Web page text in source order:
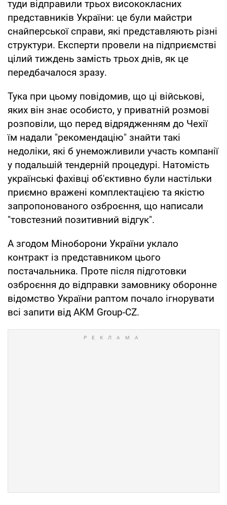
туди відправили трьох висококласних
представників України: це були майстри
снайперської справи, які представляють різні
структури. Експерти провели на підприємстві
цілий тиждень замість трьох днів, як це
передбачалося зразу.
Тука при цьому повідомив, що ці військові,
яких він знає особисто, у приватній розмові
розповіли, що перед відрядженням до Чехії
їм надали "рекомендацію" знайти такі
недоліки, які б унеможливили участь компанії
у подальшій тендерній процедурі. Натомість
українські фахівці об'єктивно були настільки
приємно вражені комплектацією та якістю
запропонованого озброєння, що написали
"товстезний позитивний відгук".
А згодом Міноборони України уклало
контракт із представником цього
постачальника. Проте після підготовки
озброєння до відправки замовнику оборонне
відомство України раптом почало ігнорувати
всі запити від AKM Group-CZ.